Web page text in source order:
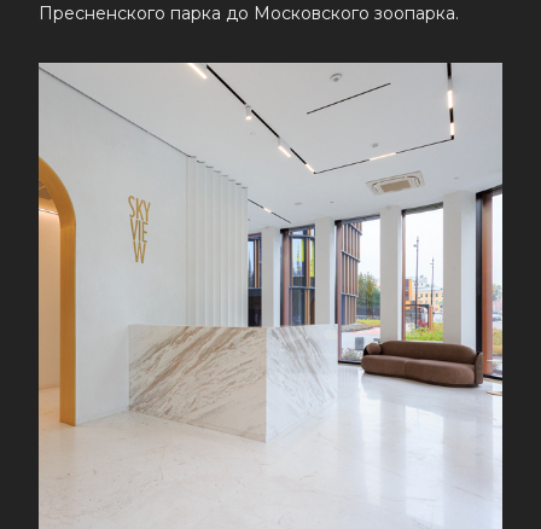
Пресненского парка до Московского зоопарка.